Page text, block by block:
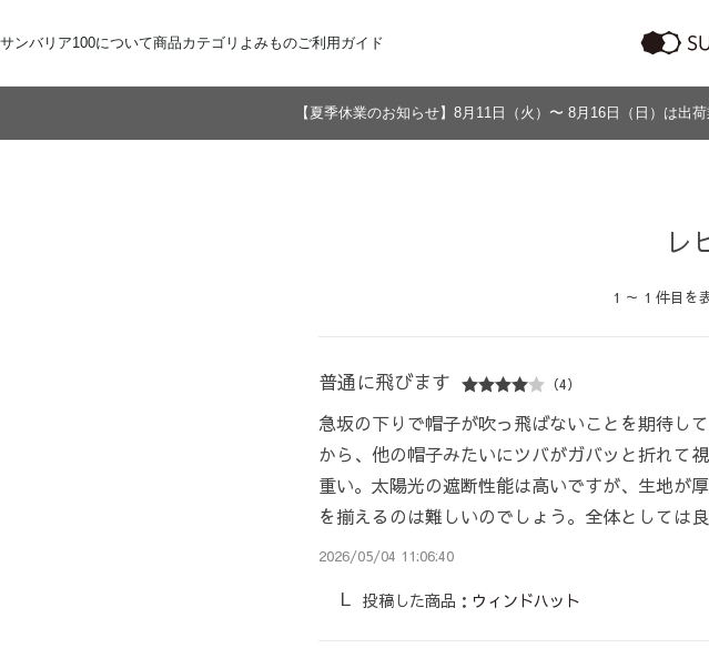
サンバリア100について商品カテゴリ よみものご利用ガイド
【夏季休業のお知らせ】8月11日（火）〜 8月16日（日）は出
レ
1 ～ 1 件目を
普通に飛びます （4）
急坂の下りで帽子が吹っ飛ばないことを期待し
から、他の帽子みたいにツバがガバッと折れて
重い。太陽光の遮断性能は高いですが、生地が
を揃えるのは難しいのでしょう。全体としては良
2026/05/04 11:06:40
投稿した商品： ウィンドハット